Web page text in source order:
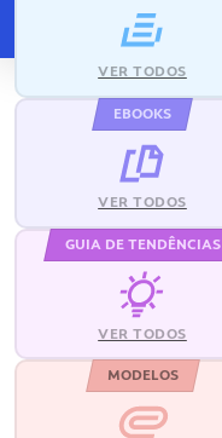
VER TODOS
EBOOKS
VER TODOS
GUIA DE TENDÊNCIAS
VER TODOS
MODELOS